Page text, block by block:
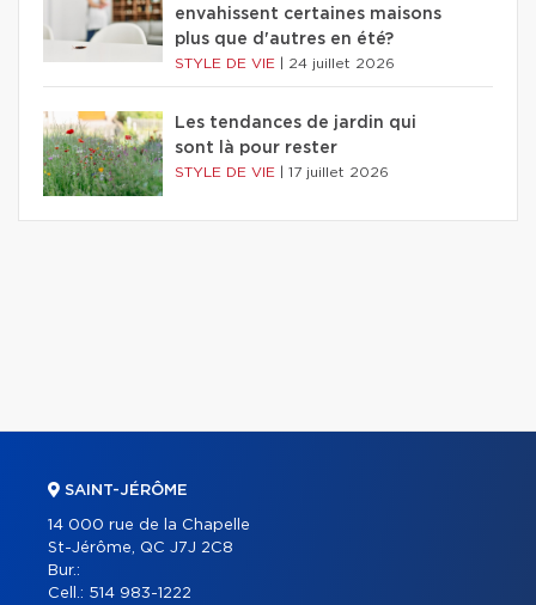
envahissent certaines maisons
plus que d'autres en été?
STYLE DE VIE 24 juillet 2026
Les tendances de jardin qui
sont là pour rester
STYLE DE VIE 17 juillet 2026
SAINT-JÉRÔME
14 000 rue de la Chapelle
St-Jérôme, QC J7J 2C8
Bur.:
Cell.: 514 983-1222